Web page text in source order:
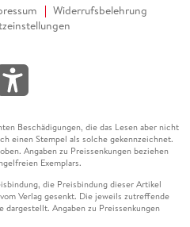
Widerrufsbelehrung
Beschädigungen, die das Lesen aber nicht
einen Stempel als solche gekennzeichnet.
Angaben zu Preissenkungen beziehen
Exemplars.
die Preisbindung dieser Artikel
Verlag gesenkt. Die jeweils zutreffende
Angaben zu Preissenkungen